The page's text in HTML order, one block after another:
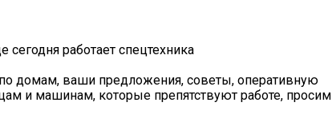
работает спецтехника
домам, ваши предложения, советы, оперативную
и машинам, которые препятствуют работе, просим